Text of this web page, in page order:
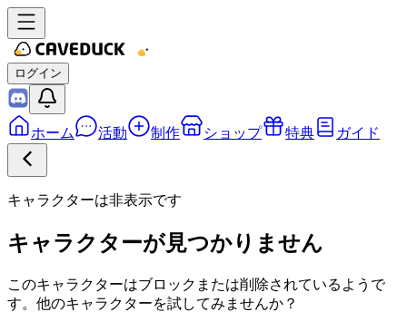
ログイン
ホーム 活動 制作 ショップ 特典 ガイド
キャラクターは非表示です
キャラクターが見つかりません
このキャラクターはブロックまたは削除されているようで
す。他のキャラクターを試してみませんか？